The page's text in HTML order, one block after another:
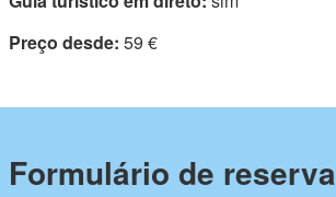
Preço desde: 59 €
Formulário de reserva